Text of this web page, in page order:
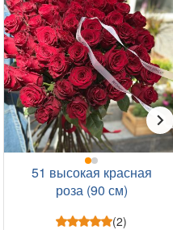
51 высокая красная
роза (90 см)
(2)